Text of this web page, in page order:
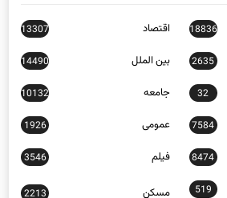
18836 اقتصاد 13307
2635 بین الملل 14490
32 جامعه 10132
7584 عمومی 1926
8474 فیلم 3546
519 مسکن 2213